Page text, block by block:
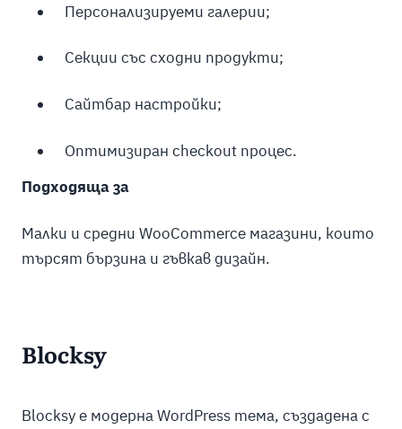
Персонализируеми галерии;
Секции със сходни продукти;
Сайтбар настройки;
Оптимизиран checkout процес.
Подходяща за
Малки и средни WooCommerce магазини, които
търсят бързина и гъвкав дизайн.
Blocksy
Blocksy е модерна WordPress тема, създадена с